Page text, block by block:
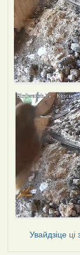
Увайдзіце ці